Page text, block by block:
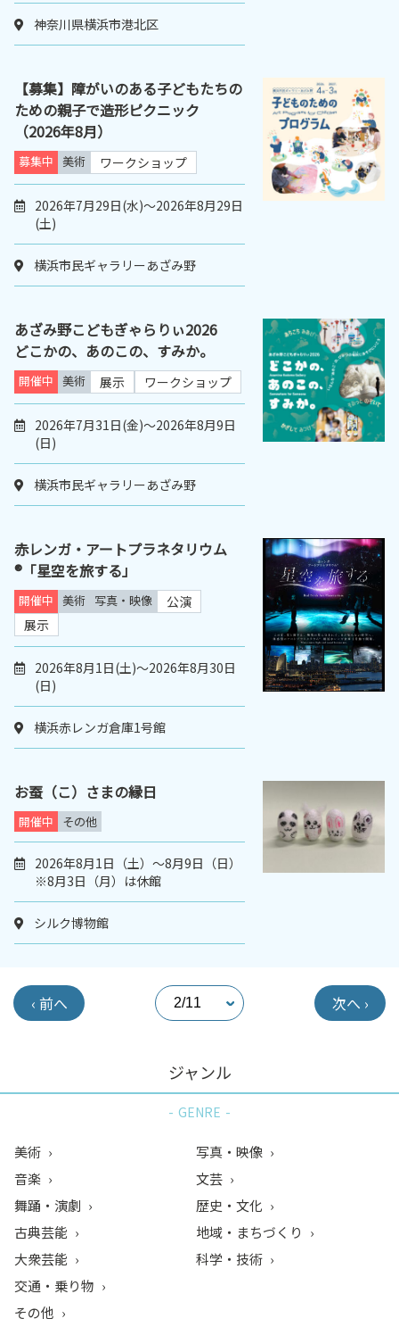
神奈川県横浜市港北区
【募集】障がいのある子どもたちの
ための親子で造形ピクニック
（2026年8月）
募集中 美術 ワークショップ
2026年7月29日(水)～2026年8月29日
(土)
横浜市民ギャラリーあざみ野
あざみ野こどもぎゃらりぃ2026
どこかの、あのこの、すみか。
開催中 美術 展示 ワークショップ
2026年7月31日(金)～2026年8月9日
(日)
横浜市民ギャラリーあざみ野
赤レンガ・アートプラネタリウム
®「星空を旅する」
開催中 美術 写真・映像
公演
展示
2026年8月1日(土)～2026年8月30日
(日)
横浜赤レンガ倉庫1号館
お蚕（こ）さまの縁日
開催中 その他
2026年8月1日（土）～8月9日（日）
※8月3日（月）は休館
シルク博物館
‹ 前へ 次へ ›
ジャンル
GENRE
美術
音楽
舞踊・演劇
古典芸能
大衆芸能
写真・映像
文芸
歴史・文化
地域・まちづくり
科学・技術
交通・乗り物
その他